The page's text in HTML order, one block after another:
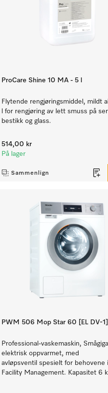
ProCare Shine 10 MA - 5 l
Flytende rengjøringsmiddel, mildt
l for rengjøring av lett smuss på
bestikk og glass.
514,00 kr
På lager
Sammenlign
PWM 506 Mop Star 60 [EL DV-1]
Professional-vaskemaskin,
elektrisk oppvarmet, med
avløpsventil spesielt for behovene
Facility Management. Kapasitet 6